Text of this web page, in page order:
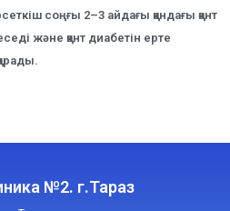
соңғы 2–3 айдағы қандағы қант
және қант диабетін ерте
№2. г.Тараз